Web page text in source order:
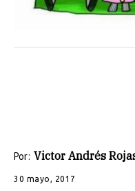
Por: Victor Andrés
30 mayo, 2017